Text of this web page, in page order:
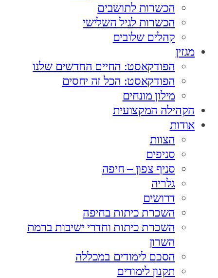
הכשרות לתושבים
הכשרות לגיל השלישי
קהלים שלובים
מגזין
הפודקאסט: החיים החדשים שלנו
הפודקאסט: הכל זה יחסים
מילון מונחים
הקהילה המקצועית
אודות
הצוות
סניפים
סניף צפון – חיפה
גלריה
דרושים
השכרת כיתות בחיפה
השכרת כיתות וחדרי ישיבות ברמת
השרון
הסכם לימודים במכללה
תקנון לימודים